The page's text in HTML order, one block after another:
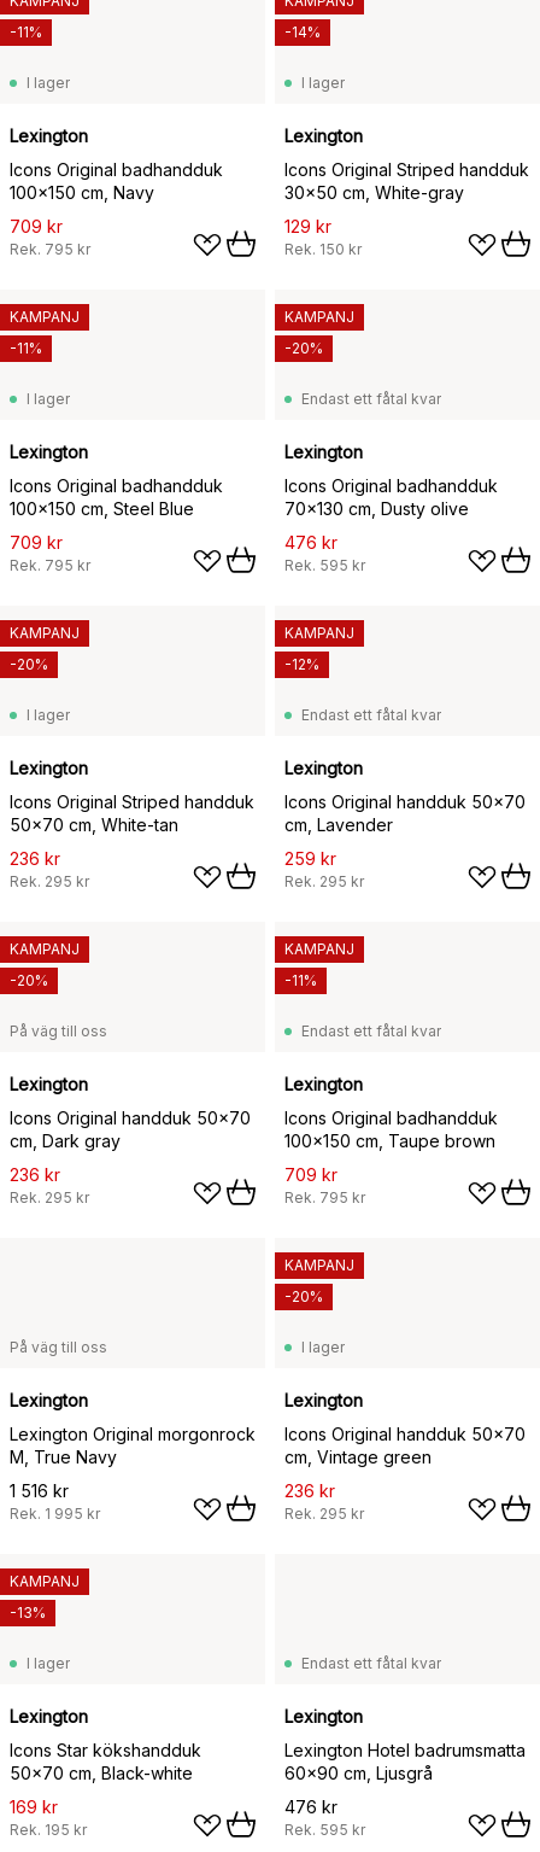
I lager
Lexington
Icons Original badhandduk
100x150 cm, Navy
709 kr
Rek. 795 kr
-11%
I lager
Lexington
Icons Original Striped handduk
30x50 cm, White-gray
129 kr
Rek. 150 kr
-14%
I lager
Lexington
Icons Original badhandduk
100x150 cm, Steel Blue
709 kr
Rek. 795 kr
KAMPANJ
-11%
Endast ett fåtal kvar
Lexington
Icons Original badhandduk
70x130 cm, Dusty olive
476 kr
Rek. 595 kr
KAMPANJ
-20%
I lager
Lexington
Icons Original Striped handduk
50x70 cm, White-tan
236 kr
Rek. 295 kr
KAMPANJ
-20%
Endast ett fåtal kvar
Lexington
Icons Original handduk 50x70
cm, Lavender
259 kr
Rek. 295 kr
KAMPANJ
-12%
På väg till oss
Lexington
Icons Original handduk 50x70
cm, Dark gray
236 kr
Rek. 295 kr
KAMPANJ
-20%
Endast ett fåtal kvar
Lexington
Icons Original badhandduk
100x150 cm, Taupe brown
709 kr
Rek. 795 kr
KAMPANJ
-11%
På väg till oss
Lexington
Lexington Original morgonrock
M, True Navy
1 516 kr
Rek. 1 995 kr
I lager
Lexington
Icons Original handduk 50x70
cm, Vintage green
236 kr
Rek. 295 kr
KAMPANJ
-20%
I lager
Lexington
Icons Star kökshandduk
50x70 cm, Black-white
169 kr
Rek. 195 kr
KAMPANJ
-13%
Endast ett fåtal kvar
Lexington
Lexington Hotel badrumsmatta
60x90 cm, Ljusgrå
476 kr
Rek. 595 kr